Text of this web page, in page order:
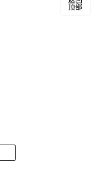
顶部